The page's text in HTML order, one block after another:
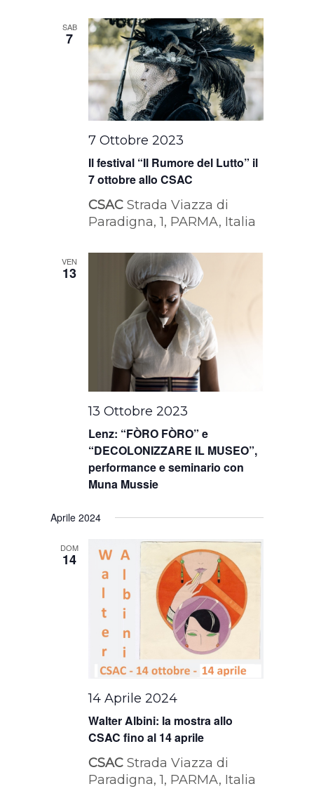
SAB
7
Il festival “Il Rumore del Lutto” il
7 ottobre allo CSAC
7 Ottobre 2023
CSACStrada Viazza di
Paradigna, 1, PARMA, Italia
VEN
13
Lenz: “FÒRO FÒRO” e
“DECOLONIZZARE IL MUSEO”,
performance e seminario con
Muna Mussie
13 Ottobre 2023
Aprile 2024
DOM
14
Walter Albini: la mostra allo
CSAC fino al 14 aprile
14 Aprile 2024
CSACStrada Viazza di
Paradigna, 1, PARMA, Italia